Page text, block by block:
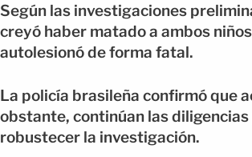
Según las investigaciones
creyó haber matado a ambos
autolesionó de forma fatal.
La policía brasileña confirmó que
obstante, continúan las diligencias
robustecer la investigación.